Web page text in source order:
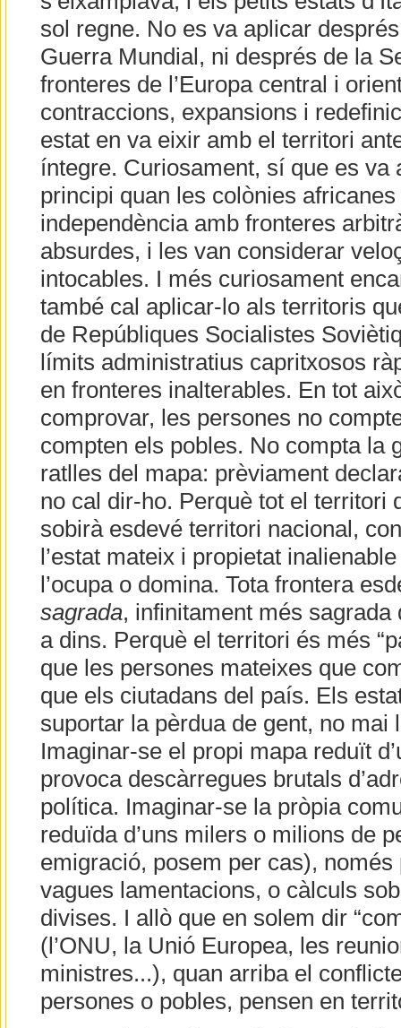
sol regne. No es va aplicar
Guerra Mundial, ni després de la
fronteres de l’Europa central i
contraccions, expansions i
estat en va eixir amb el territori
íntegre. Curiosament, sí que es va
principi quan les colònies
independència amb fronteres
absurdes, i les van considerar
intocables. I més curiosament
també cal aplicar-lo als territoris
de Repúbliques Socialistes
límits administratius capritxosos
en fronteres inalterables. En tot
comprovar, les persones no
compten els pobles. No compta la
ratlles del mapa: prèviament
no cal dir-ho. Perquè tot el territori
sobirà esdevé territori nacional,
l’estat mateix i propietat
l’ocupa o domina. Tota frontera
sagrada, infinitament més sagrada
a dins. Perquè el territori és més
que les persones mateixes que
que els ciutadans del país. Els
suportar la pèrdua de gent, no mai
Imaginar-se el propi mapa reduït
provoca descàrregues brutals
política. Imaginar-se la pròpia
reduïda d’uns milers o milions de
emigració, posem per cas), només
vagues lamentacions, o càlculs
divises. I allò que en solem dir
(l’ONU, la Unió Europea, les
ministres...), quan arriba el
persones o pobles, pensen en